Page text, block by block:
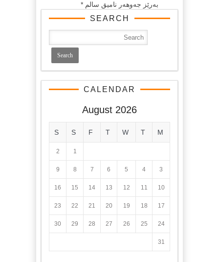
بەرێز جەوهەر نامیق سالم *
SEARCH
CALENDAR
August 2026
M
T
W
T
F
S
S
1
2
3
4
5
6
7
8
9
10
11
12
13
14
15
16
17
18
19
20
21
22
23
24
25
26
27
28
29
30
31